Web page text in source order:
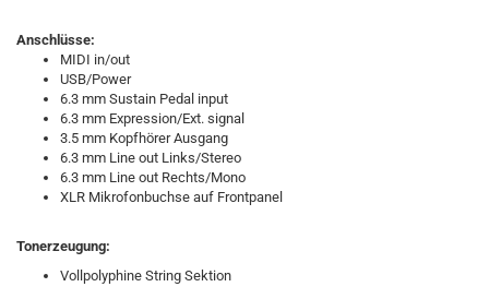
Anschlüsse:
MIDI in/out
USB/Power
6.3 mm Sustain Pedal input
6.3 mm Expression/Ext. signal
3.5 mm Kopfhörer Ausgang
6.3 mm Line out Links/Stereo
6.3 mm Line out Rechts/Mono
XLR Mikrofonbuchse auf Frontpanel
Tonerzeugung:
Vollpolyphine String Sektion